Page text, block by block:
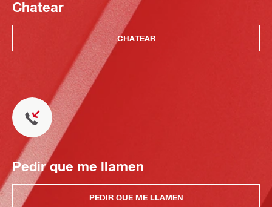
Chatear
CHATEAR
Pedir que me llamen
PEDIR QUE ME LLAMEN